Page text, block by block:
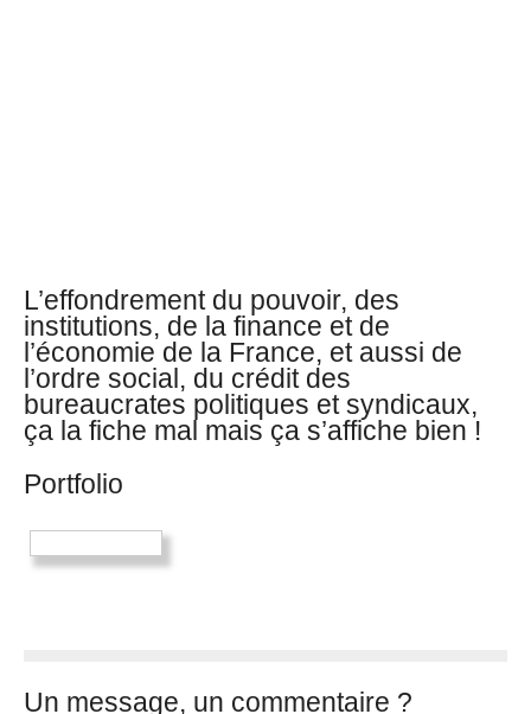
L’effondrement du pouvoir, des
institutions, de la finance et de
l’économie de la France, et aussi de
l’ordre social, du crédit des
bureaucrates politiques et syndicaux,
ça la fiche mal mais ça s’affiche bien !
Portfolio
Un message, un commentaire ?